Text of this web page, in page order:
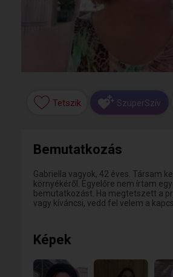
Tetszik SzuperSzív
Bemutatkozás
Gabriella vagyok, 42 éves. Társam
környékéről. Egyelőre nem írtam
bemutatkozást. Ha megtetszett a
vagy kíváncsi, vedd fel velem a
Képek